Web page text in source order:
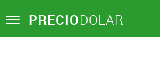
Toggle PRECIODOLAR